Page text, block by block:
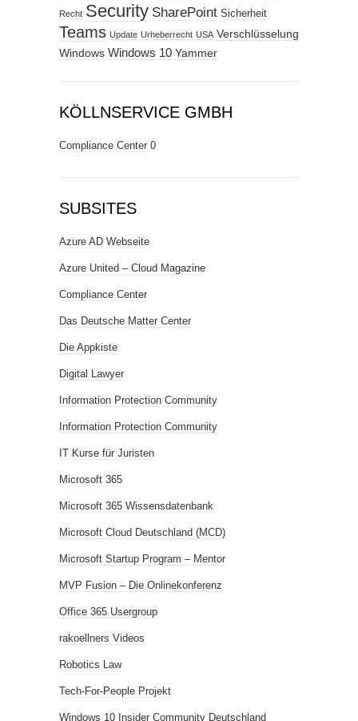
Recht Security SharePoint Sicherheit
Teams Update Urheberrecht USA Verschlüsselung
Windows Windows 10 Yammer
KÖLLNSERVICE GMBH
Compliance Center 0
SUBSITES
Azure AD Webseite
Azure United – Cloud Magazine
Compliance Center
Das Deutsche Matter Center
Die Appkiste
Digital Lawyer
Information Protection Community
Information Protection Community
IT Kurse für Juristen
Microsoft 365
Microsoft 365 Wissensdatenbank
Microsoft Cloud Deutschland (MCD)
Microsoft Startup Program – Mentor
MVP Fusion – Die Onlinekonferenz
Office 365 Usergroup
rakoellners Videos
Robotics Law
Tech-For-People Projekt
Windows 10 Insider Community Deutschland